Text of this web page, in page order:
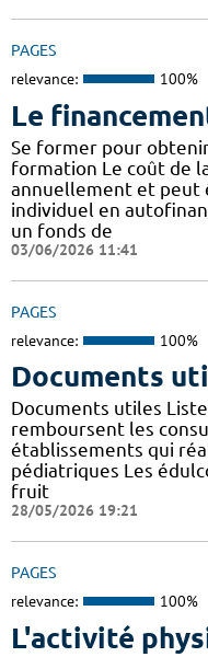
PAGES
relevance: 100%
Le
Se former pour
formation Le coût de
annuellement et peut
individuel en
un fonds de
03/06/2026 11:41
PAGES
relevance: 100%
Documents
Documents utiles
remboursent les
établissements qui
pédiatriques Les
fruit
28/05/2026 19:21
PAGES
relevance: 100%
L'activité